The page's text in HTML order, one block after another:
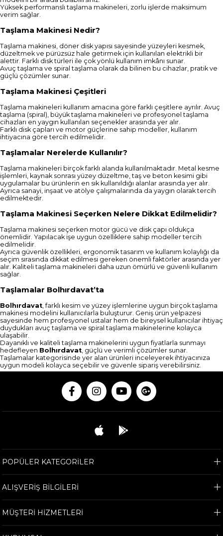
Yüksek performanslı taşlama makineleri, zorlu işlerde maksimum
verim sağlar.
Taşlama Makinesi Nedir?
Taşlama makinesi, döner disk yapısı sayesinde yüzeyleri kesmek,
düzeltmek ve pürüzsüz hale getirmek için kullanılan elektrikli bir
alettir. Farklı disk türleri ile çok yönlü kullanım imkânı sunar.
Avuç taşlama ve spiral taşlama olarak da bilinen bu cihazlar, pratik ve
güçlü çözümler sunar.
Taşlama Makinesi Çeşitleri
Taşlama makineleri kullanım amacına göre farklı çeşitlere ayrılır. Avuç
taşlama (spiral), büyük taşlama makineleri ve profesyonel taşlama
cihazları en yaygın kullanılan seçenekler arasında yer alır.
Farklı disk çapları ve motor güçlerine sahip modeller, kullanım
ihtiyacına göre tercih edilmelidir.
Taşlamalar Nerelerde Kullanılır?
Taşlama makineleri birçok farklı alanda kullanılmaktadır. Metal kesme
işlemleri, kaynak sonrası yüzey düzeltme, taş ve beton kesimi gibi
uygulamalar bu ürünlerin en sık kullanıldığı alanlar arasında yer alır.
Ayrıca sanayi, inşaat ve atölye çalışmalarında da yaygın olarak tercih
edilmektedir.
Taşlama Makinesi Seçerken Nelere Dikkat Edilmelidir?
Taşlama makinesi seçerken motor gücü ve disk çapı oldukça
önemlidir. Yapılacak işe uygun özelliklere sahip modeller tercih
edilmelidir.
Ayrıca güvenlik özellikleri, ergonomik tasarım ve kullanım kolaylığı da
seçim sırasında dikkat edilmesi gereken önemli faktörler arasında yer
alır. Kaliteli taşlama makineleri daha uzun ömürlü ve güvenli kullanım
sağlar.
Taşlamalar Bolhırdavat’ta
Bolhırdavat, farklı kesim ve yüzey işlemlerine uygun birçok taşlama
makinesi modelini kullanıcılarla buluşturur. Geniş ürün yelpazesi
sayesinde hem profesyonel ustalar hem de bireysel kullanıcılar ihtiyaç
duydukları avuç taşlama ve spiral taşlama makinelerine kolayca
ulaşabilir.
Dayanıklı ve kaliteli taşlama makinelerini uygun fiyatlarla sunmayı
hedefleyen Bolhırdavat, güçlü ve verimli çözümler sunar.
Taşlamalar kategorisinde yer alan ürünleri inceleyerek ihtiyacınıza
uygun modeli kolayca seçebilir ve güvenle sipariş verebilirsiniz.
POPÜLER KATEGORİLER
ALIŞVERİŞ BİLGİLERİ
MÜŞTERİ HİZMETLERİ